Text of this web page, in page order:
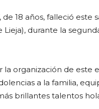
18 años, falleció
durante la
la organización de este
a la familia,
brillantes talentos